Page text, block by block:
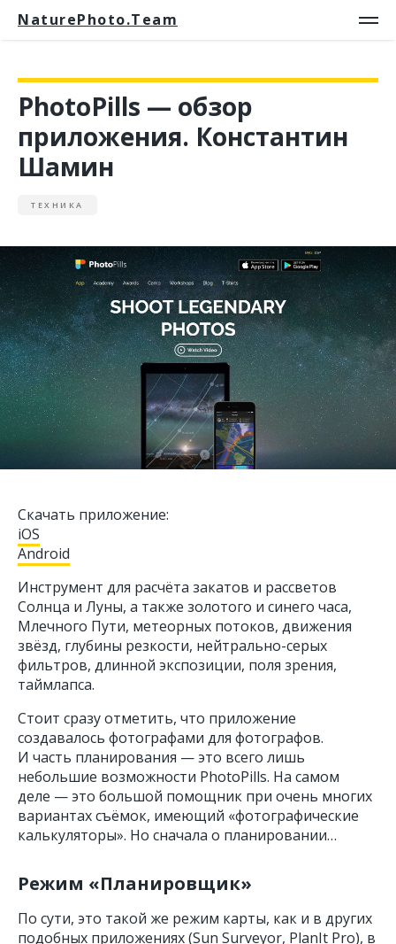
NaturePhoto.Team
PhotoPills — обзор
приложения. Константин
Шамин
ТЕХНИКА
Скачать приложение:
iOS
Android
Инструмент для расчёта закатов и рассветов
Солнца и Луны, а также золотого и синего часа,
Млечного Пути, метеорных потоков, движения
звёзд, глубины резкости, нейтрально-серых
фильтров, длинной экспозиции, поля зрения,
таймлапса.
Стоит сразу отметить, что приложение
создавалось фотографами для фотографов.
И часть планирования — это всего лишь
небольшие возможности PhotoPills. На самом
деле — это большой помощник при очень многих
вариантах съёмок, имеющий «фотографические
калькуляторы». Но сначала о планировании…
Режим «Планировщик»
По сути, это такой же режим карты, как и в других
подобных приложениях (Sun Surveyor, PlanIt Pro), в